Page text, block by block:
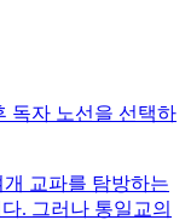
독자 노선을 선택하
교파를 탐방하는
. 그러나 통일교의